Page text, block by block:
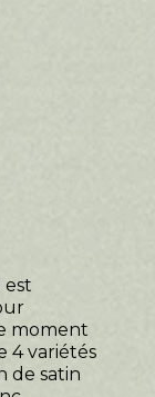
est
moment
4 variétés
de satin